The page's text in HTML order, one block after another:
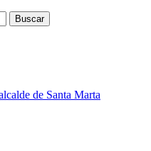
de Santa Marta